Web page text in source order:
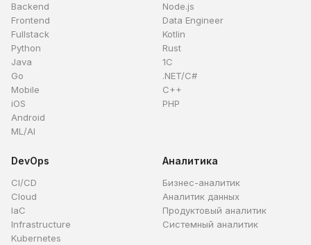
Backend
Frontend
Fullstack
Python
Java
Go
Mobile
iOS
Android
ML/AI
Node.js
Data Engineer
Kotlin
Rust
1C
.NET/C#
C++
PHP
DevOps
CI/CD
Cloud
IaC
Infrastructure
Kubernetes
Аналитика
Бизнес-аналитик
Аналитик данных
Продуктовый аналитик
Системный аналитик